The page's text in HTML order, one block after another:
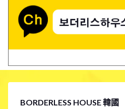
BORDERLESS HOUSE 韓國